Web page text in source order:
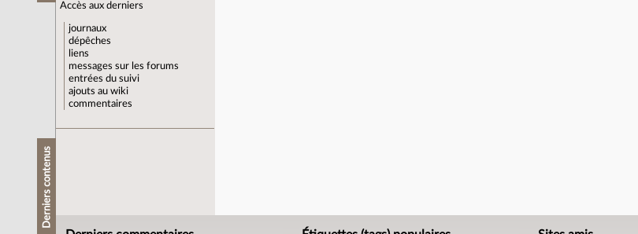
Accès aux derniers
journaux
dépêches
liens
messages sur les forums
entrées du suivi
ajouts au wiki
commentaires
Derniers contenus